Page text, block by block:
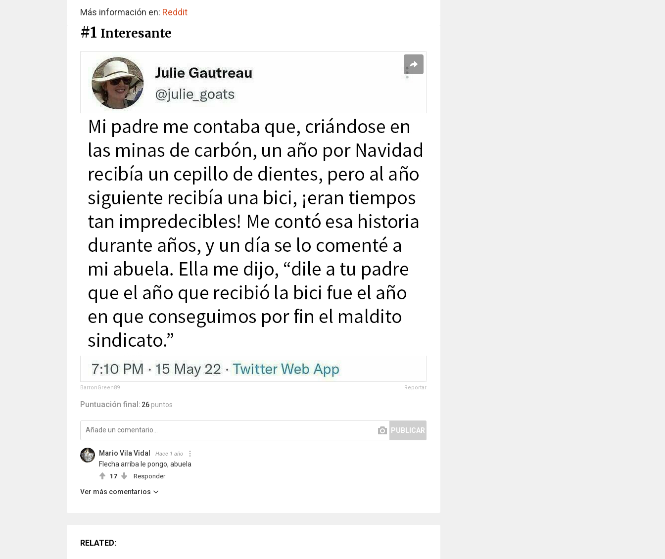
Más información en: Reddit
#1 Interesante
BarronGreen89 Reportar
Puntuación final: 26 puntos
PUBLICAR
Mario Vila Vidal Hace 1 año
Flecha arriba le pongo, abuela
17 Responder
Ver más comentarios
RELATED: